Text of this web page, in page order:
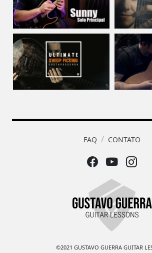
FAQ CONTATO
©2021 GUSTAVO GUERRA GUITAR